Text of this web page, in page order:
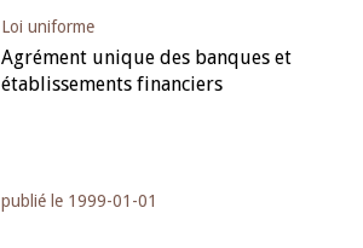
Loi uniforme
Agrément unique des banques et
établissements financiers
publié le 1999-01-01